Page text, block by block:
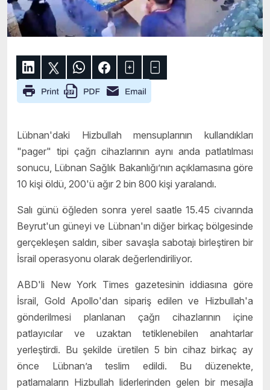
Lübnan'daki Hizbullah mensuplarının kullandıkları
"pager" tipi çağrı cihazlarının aynı anda patlatılması
sonucu, Lübnan Sağlık Bakanlığı’nın açıklamasına göre
10 kişi öldü, 200'ü ağır 2 bin 800 kişi yaralandı.
Salı günü öğleden sonra yerel saatle 15.45 civarında
Beyrut'un güneyi ve Lübnan'ın diğer birkaç bölgesinde
gerçekleşen saldırı, siber savaşla sabotajı birleştiren bir
İsrail operasyonu olarak değerlendiriliyor.
ABD'li New York Times gazetesinin iddiasına göre
İsrail, Gold Apollo'dan sipariş edilen ve Hizbullah'a
gönderilmesi planlanan çağrı cihazlarının içine
patlayıcılar ve uzaktan tetiklenebilen anahtarlar
yerleştirdi. Bu şekilde üretilen 5 bin cihaz birkaç ay
önce Lübnan’a teslim edildi. Bu düzenekte,
patlamaların Hizbullah liderlerinden gelen bir mesajla